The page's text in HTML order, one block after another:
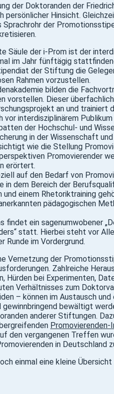
der Doktoranden der
persönlicher Hinsicht.
der
Säule der i-Prom ist der
im Jahr fünftägig
der Stiftung die
Rahmen vorzustellen.
bilden die
vorstellen. Dieser
an und trainiert
interdisziplinärem
der Hochschul- und
in der Wissenschaft
wie die Stellung
Promovierender
erörtert.
auf den Bedarf von
in dem Bereich der
einem Rhetoriktraining
pädagogischen
findet ein sagenumwobener
statt. Hierbei steht vor
Runde im Vordergrund.
Vernetzung der
Zahlreiche
Hürden bei Experimenten,
Verhältnisses zum
– können im Austausch
gewinnbringend bewältigt
anderer Stiftungen.
den vergangenen Treffen
in Deutschland
einmal eine kleine